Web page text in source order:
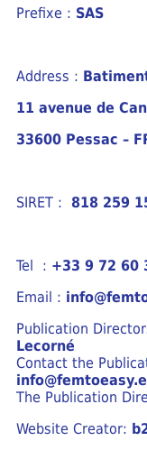
Prefixe : SAS
Address :
11 avenue de
33600 Pessac –
SIRET : 818 259
Tel : +33 9 72 60
Email :
Publication
Lecorné
Contact the
The Publication
Website Creator: